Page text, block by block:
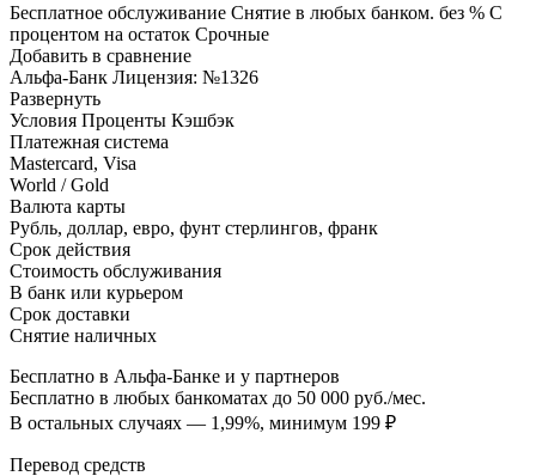
Бесплатное обслуживание Снятие в любых банком. без % С
процентом на остаток Срочные
Добавить в сравнение
Альфа-Банк Лицензия: №1326
Развернуть
Условия Проценты Кэшбэк
Платежная система
Mastercard, Visa
World / Gold
Валюта карты
Рубль, доллар, евро, фунт стерлингов, франк
Срок действия
Стоимость обслуживания
В банк или курьером
Срок доставки
Снятие наличных
Бесплатно в Альфа-Банке и у партнеров
Бесплатно в любых банкоматах до 50 000 руб./мес.
В остальных случаях — 1,99%, минимум 199 ₽
Перевод средств